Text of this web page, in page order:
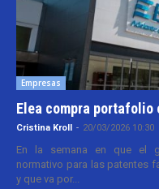
Empresas
Elea compra portafolio
Cristina Kroll - 20/03/2026 10:30
En la semana en que el
normativo para las patentes
y que va por...